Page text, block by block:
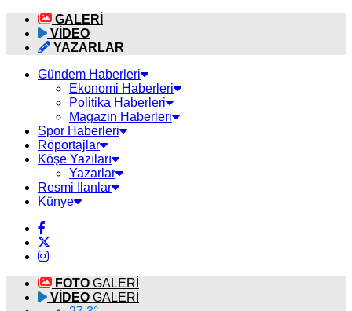
GALERİ
VİDEO
YAZARLAR
Gündem Haberleri
Ekonomi Haberleri
Politika Haberleri
Magazin Haberleri
Spor Haberleri
Röportajlar
Köşe Yazıları
Yazarlar
Resmi İlanlar
Künye
FOTO GALERİ
VİDEO GALERİ